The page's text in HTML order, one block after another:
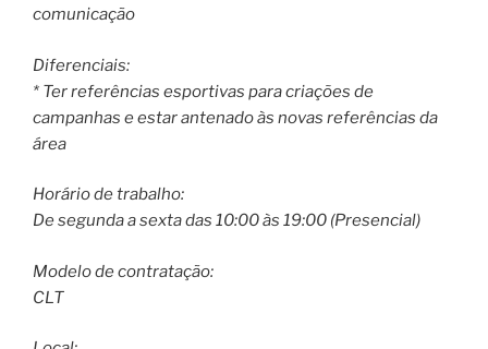
comunicação
Diferenciais:
* Ter referências esportivas para criações de
campanhas e estar antenado às novas referências da
área
Horário de trabalho:
De segunda a sexta das 10:00 às 19:00 (Presencial)
Modelo de contratação:
CLT